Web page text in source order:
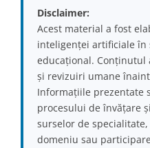
Disclaimer:
Acest material a fost
inteligenței artificiale în
educațional. Conținutul
și revizuiri umane
Informațiile prezentate
procesului de învățare
surselor de
domeniu sau